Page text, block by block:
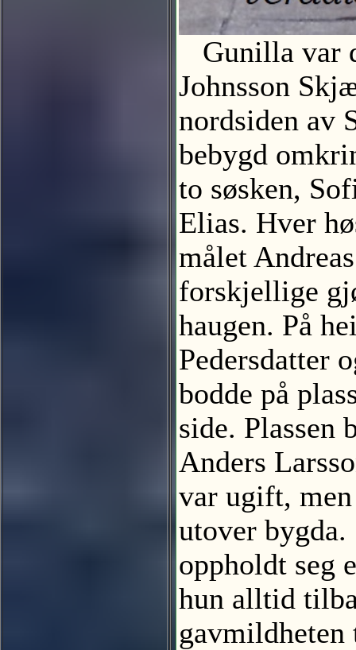
Gunilla var
Johnsson
nordsiden av
bebygd
to søsken,
Elias. Hver
målet
forskjellige
haugen. På
Pedersdatter
bodde på
side. Plassen
Anders
var ugift,
utover
oppholdt seg
hun alltid